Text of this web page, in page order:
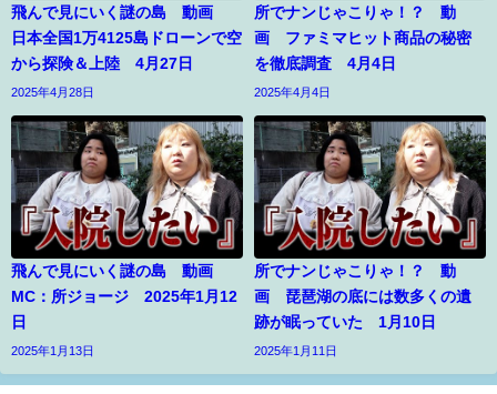
飛んで見にいく謎の島 動画
日本全国1万4125島ドローンで空
から探険＆上陸 4月27日
2025年4月28日
所でナンじゃこりゃ！？ 動
画 ファミマヒット商品の秘密
を徹底調査 4月4日
2025年4月4日
飛んで見にいく謎の島 動画
MC：所ジョージ 2025年1月12
日
2025年1月13日
所でナンじゃこりゃ！？ 動
画 琵琶湖の底には数多くの遺
跡が眠っていた 1月10日
2025年1月11日